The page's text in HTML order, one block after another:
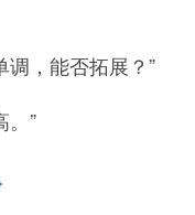
，能否拓展？”
”